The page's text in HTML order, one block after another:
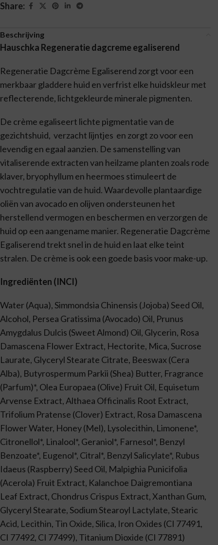
Share:
Beschrijving
Hauschka Regeneratie dagcreme egaliserend
Regeneratie Dagcrème Egaliserend zorgt voor een
merkbaar gladdere huid en verfrist elke huidskleur met
reflecterende, lichtgekleurde minerale pigmenten.
De crème egaliseert lichte pigmentatie van de
gezichtshuid, verzacht lijntjes en zorgt zo voor een
levendig en egaal aanzien. De samenstelling van
vitaliserende extracten van heilzame planten zoals rode
klaver, bryophyllum en heermoes stimuleert de
vochtregulatie van de huid. Waardevolle plantaardige
oliën van avocado en olijven ondersteunen het
herstellend vermogen en beschermen en verzorgen de
huid op een aangename manier. Regeneratie Dagcrème
Egaliserend trekt snel in de huid en laat elke teint
stralen. De crème is ook een goede basis voor make-up.
Ingrediënten (INCI)
Water (Aqua), Simmondsia Chinensis (Jojoba) Seed Oil,
Alcohol, Persea Gratissima (Avocado) Oil, Prunus
Amygdalus Dulcis (Sweet Almond) Oil, Glycerin, Rosa
Damascena Flower Extract, Hectorite, Mica, Sucrose
Laurate, Glyceryl Stearate Citrate, Beeswax (Cera
Alba), Butyrospermum Parkii (Shea) Butter, Fragrance
(Parfum)*, Olea Europaea (Olive) Fruit Oil, Equisetum
Arvense Extract, Althaea Officinalis Root Extract,
Trifolium Pratense (Clover) Extract, Rosa Damascena
Flower Water, Honey (Mel), Lysolecithin, Limonene*,
Citronellol*, Linalool*, Geraniol*, Farnesol*, Benzyl
Benzoate*, Eugenol*, Citral*, Benzyl Salicylate*, Rubus
Idaeus (Raspberry) Seed Oil, Malpighia Punicifolia
(Acerola) Fruit Extract, Kalanchoe Daigremontiana
Leaf Extract, Chondrus Crispus Extract, Xanthan Gum,
Glyceryl Stearate, Sodium Stearoyl Lactylate, Stearic
Acid, Lecithin, Tin Oxide, Silica, Iron Oxides (CI 77491,
CI 77492, CI 77499), Titanium Dioxide (CI 77891)